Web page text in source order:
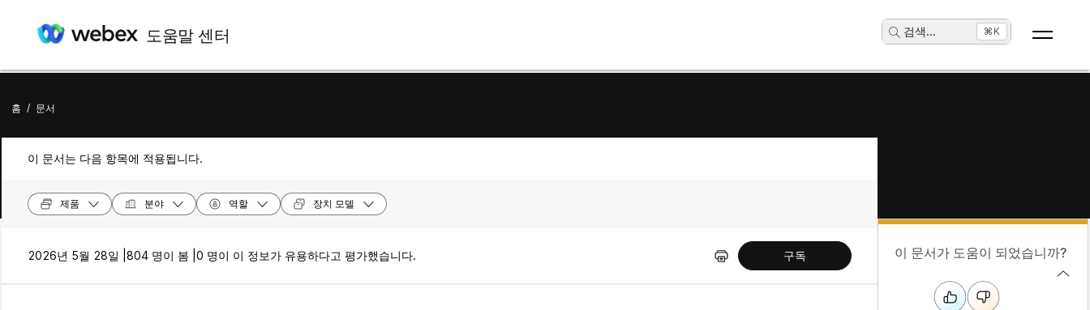
도움말 센터 검색... ⌘K
홈 / 문서
이 문서는 다음 항목에 적용됩니다.
제품 분야 역할 장치 모델
2026년 5월 28일 | 804 명이 봄 | 0 명이 이 정보가 유용하다고 평가했습니다. 구독 이 문서가 도움이 되었습니까?